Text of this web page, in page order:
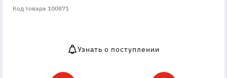
Код товара 100871
Узнать о поступлении